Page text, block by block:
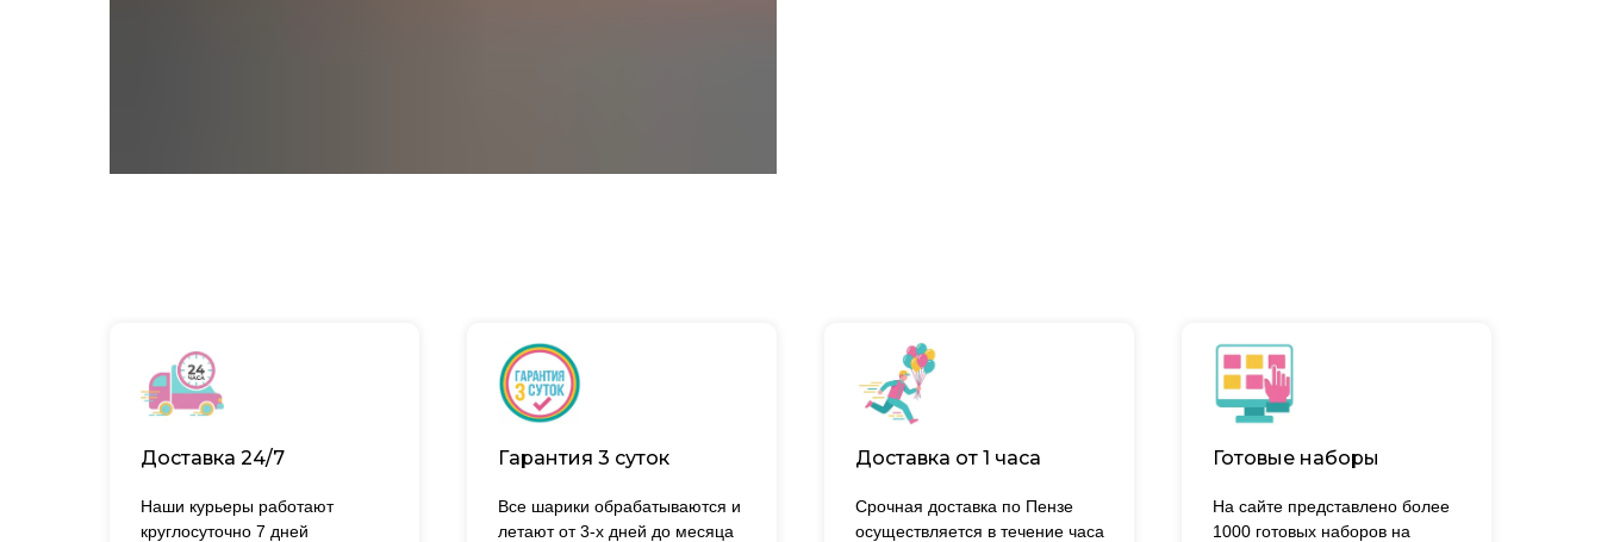
Доставка 24/7
Все шарики обрабатываются и
летают от 3-х дней до месяца
Срочная доставка по Пензе
осуществляется в течение часа
Наши курьеры работают
круглосуточно 7 дней
Гарантия 3 суток Доставка от 1 часа
На сайте представлено более
1000 готовых наборов на
Готовые наборы